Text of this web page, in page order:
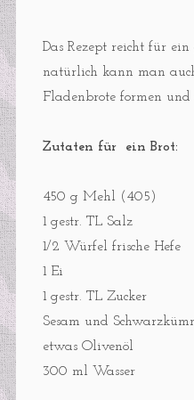
Das Rezept reicht für
natürlich kann man
Fladenbrote formen
Zutaten für ein Brot:
450 g Mehl (405)
1 gestr. TL Salz
1/2 Würfel frische Hefe
1 Ei
1 gestr. TL Zucker
Sesam und
etwas Olivenöl
300 ml Wasser